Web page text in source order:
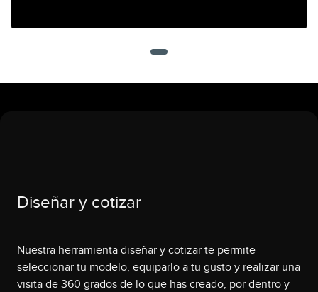
Diseñar y cotizar
Nuestra herramienta diseñar y cotizar te permite
seleccionar tu modelo, equiparlo a tu gusto y realizar una
visita de 360 grados de lo que has creado, por dentro y